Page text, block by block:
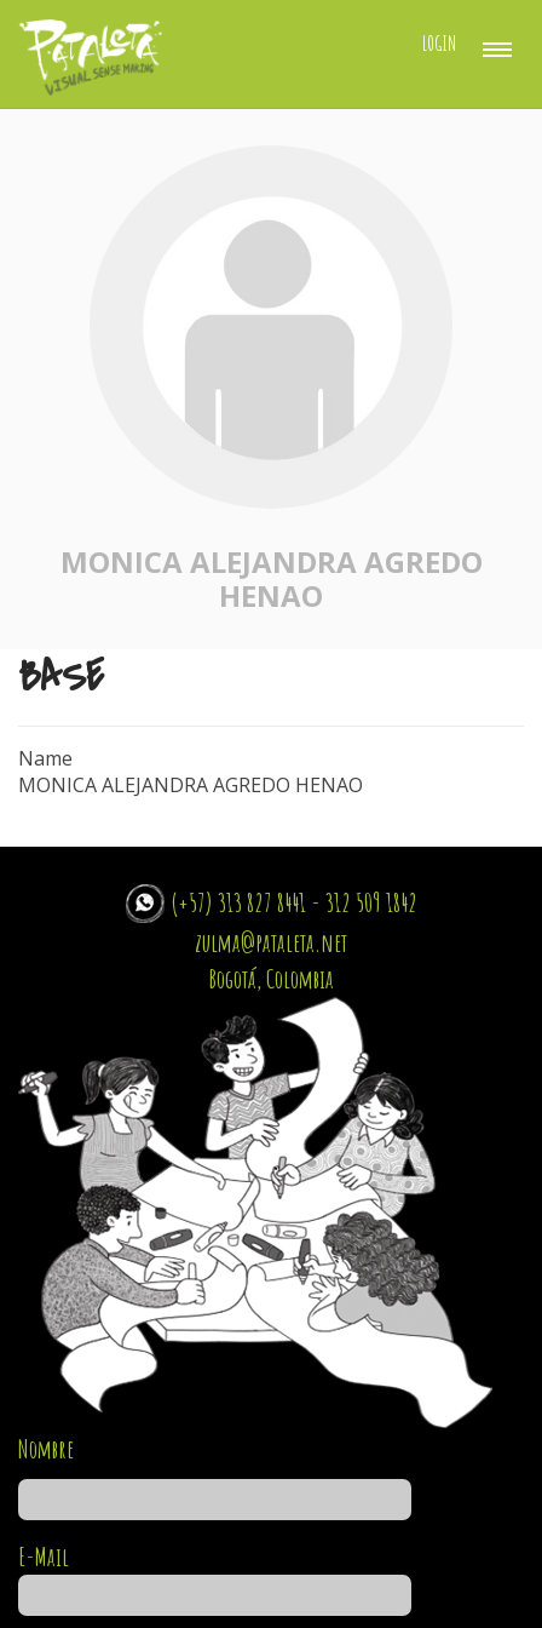
LOGIN
MONICA ALEJANDRA AGREDO
HENAO
BASE
Name
MONICA ALEJANDRA AGREDO HENAO
(+57) 313 827 8441 - 312 509 1842
zulma@pataleta.net
Bogotá, Colombia
Nombre
E-Mail